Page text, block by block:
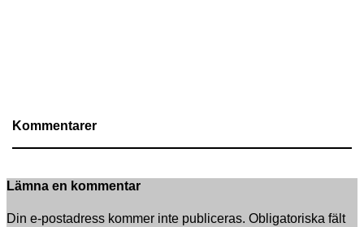
Kommentarer
Lämna en kommentar
Din e-postadress kommer inte publiceras. Obligatoriska fält